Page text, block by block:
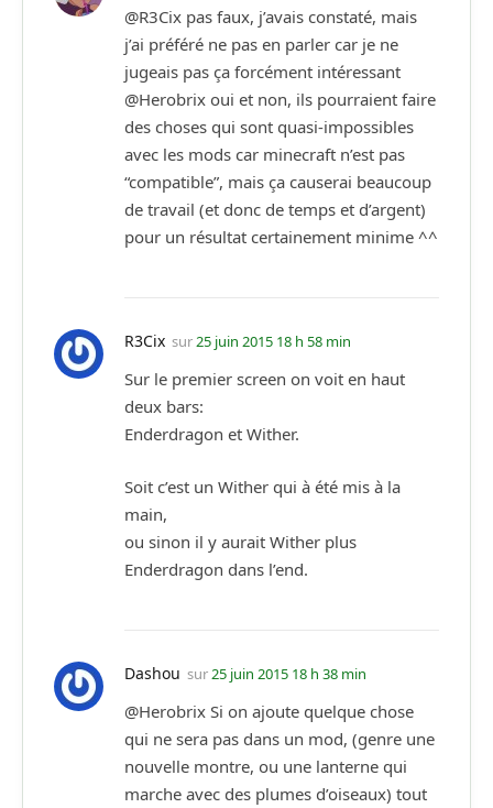
@R3Cix pas faux, j’avais constaté, mais
j’ai préféré ne pas en parler car je ne
jugeais pas ça forcément intéressant
@Herobrix oui et non, ils pourraient faire
des choses qui sont quasi-impossibles
avec les mods car minecraft n’est pas
“compatible”, mais ça causerai beaucoup
de travail (et donc de temps et d’argent)
pour un résultat certainement minime ^^
R3Cix sur25 juin 2015 18 h 58 min
Sur le premier screen on voit en haut
deux bars:
Enderdragon et Wither.
Soit c’est un Wither qui à été mis à la
main,
ou sinon il y aurait Wither plus
Enderdragon dans l’end.
Dashou sur25 juin 2015 18 h 38 min
@Herobrix Si on ajoute quelque chose
qui ne sera pas dans un mod, (genre une
nouvelle montre, ou une lanterne qui
marche avec des plumes d’oiseaux) tout